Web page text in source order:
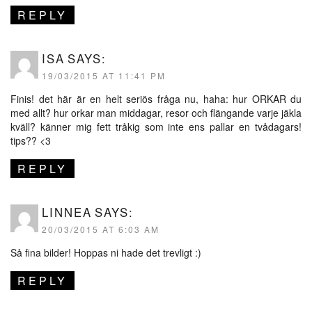
REPLY
ISA SAYS:
19/03/2015 AT 11:41 PM
Finis! det här är en helt seriös fråga nu, haha: hur ORKAR du
med allt? hur orkar man middagar, resor och flängande varje jäkla
kväll? känner mig fett tråkig som inte ens pallar en tvådagars!
tips?? <3
REPLY
LINNEA SAYS:
20/03/2015 AT 6:03 AM
Så fina bilder! Hoppas ni hade det trevligt :)
REPLY